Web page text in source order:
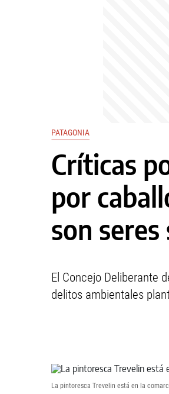
PATAGONIA
Críticas
por
son
El Concejo Deliberante
delitos ambientales
La pintoresca Trevelin está en la